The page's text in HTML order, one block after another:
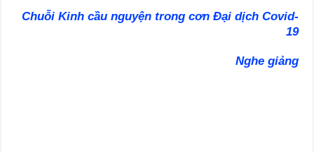
Chuỗi Kinh cầu nguyện trong cơn Đại dịch Covid-
19
Nghe giảng